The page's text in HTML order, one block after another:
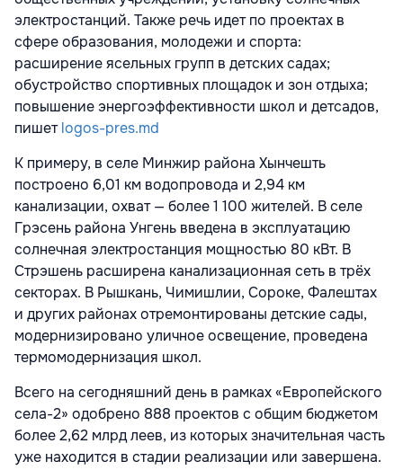
электростанций. Также речь идет по проектах в
сфере образования, молодежи и спорта:
расширение ясельных групп в детских садах;
обустройство спортивных площадок и зон отдыха;
повышение энергоэффективности школ и детсадов,
пишетlogos-pres.md
К примеру, в селе Минжир района Хынчешть
построено 6,01 км водопровода и 2,94 км
канализации, охват — более 1 100 жителей. В селе
Грэсень района Унгень введена в эксплуатацию
солнечная электростанция мощностью 80 кВт. В
Стрэшень расширена канализационная сеть в трёх
секторах. В Рышкань, Чимишлии, Сороке, Фалештах
и других районах отремонтированы детские сады,
модернизировано уличное освещение, проведена
термомодернизация школ.
Всего на сегодняшний день в рамках «Европейского
села-2» одобрено 888 проектов с общим бюджетом
более 2,62 млрд леев, из которых значительная часть
уже находится в стадии реализации или завершена.